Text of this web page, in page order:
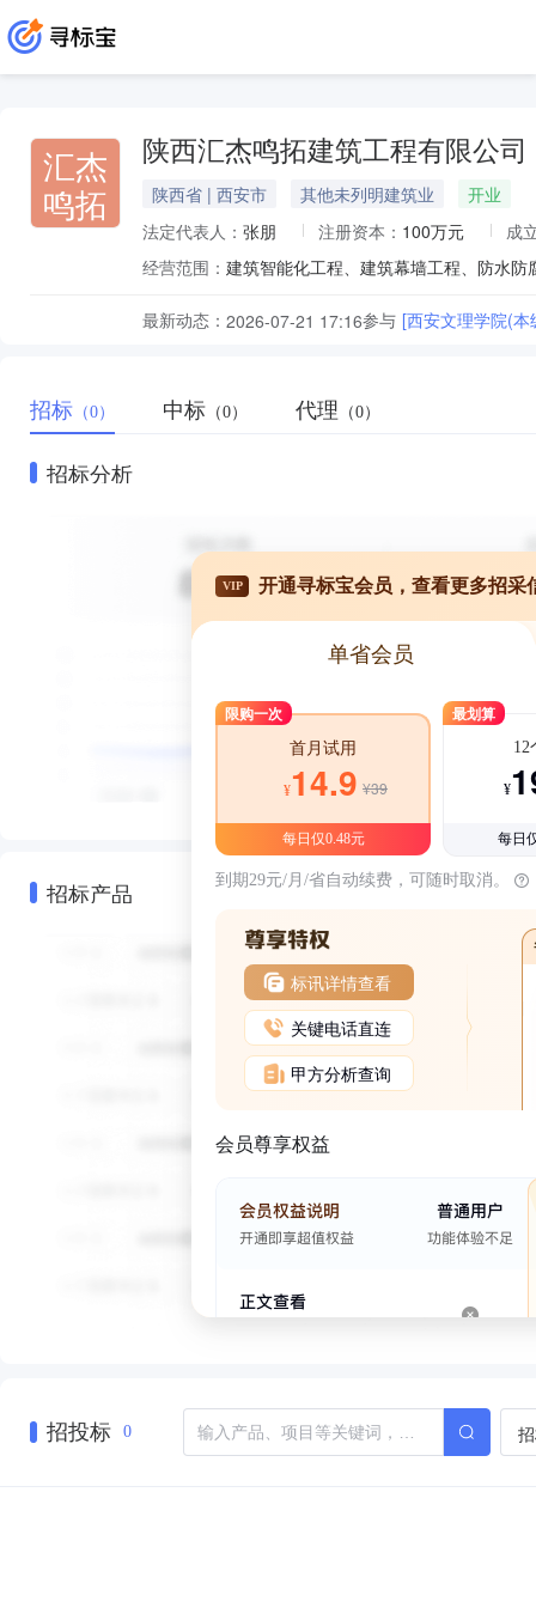
汇杰
鸣拓
陕西汇杰鸣拓建筑工程有限公司
陕西省 | 西安市 其他未列明建筑业
开业
法定代表人： 张朋 注册资本： 100万元
成
经营范围：
最新动态： 2026-07-21 17:16参与 [西安文理学院(
招标 （0） 中标 （0） 代理 （0）
招标分析
招标产品
VIP 开通寻标宝会员，查看更多招采
单省会员
限购一次
首月试用
¥14.9 ¥39
每日仅0.48元
最划算
12
¥
每日
到期29元/月/省自动续费，可随时取消。
标讯详情查看
关键电话直连
甲方分析查询
会员尊享权益
招投标 0